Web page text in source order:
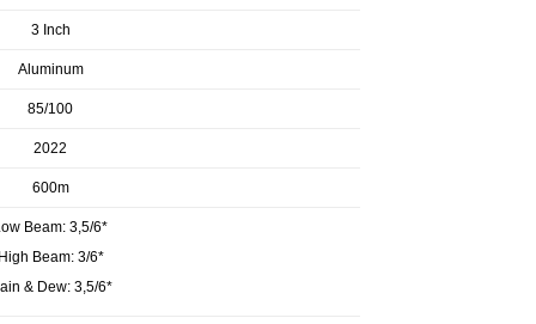
3 Inch
Aluminum
85/100
2022
600m
Beam: 3,5/6*
High Beam: 3/6*
& Dew: 3,5/6*